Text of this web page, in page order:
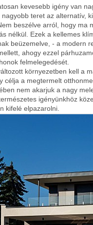
kevesebb igény van
teret az alternatív,
beszélve arról, hogy ma
nélkül. Ezek a kellemes
beüzemelve, - a modern
ahogy ezzel
felmelegedését.
környezetben kell a
célja a megtermelt
nem akarjuk a nagy
igényünkhöz
kifelé elpazarolni.